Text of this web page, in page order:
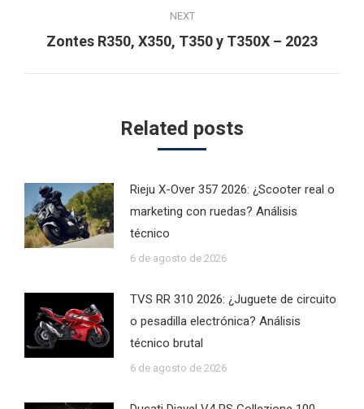
NEXT
Next
Zontes R350, X350, T350 y T350X – 2023
Related posts
Rieju X-Over 357 2026: ¿Scooter real o
marketing con ruedas? Análisis
técnico
6 de agosto de 2026
TVS RR 310 2026: ¿Juguete de circuito
o pesadilla electrónica? Análisis
técnico brutal
6 de agosto de 2026